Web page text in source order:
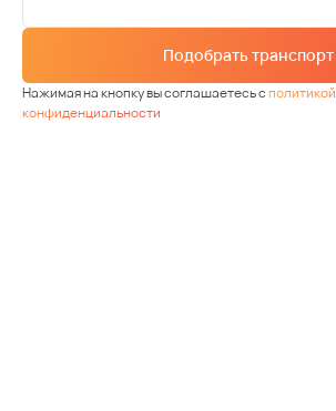
Подобрать транспорт
Нажимая на кнопку вы соглашаетесь сполитикой
конфиденциальности